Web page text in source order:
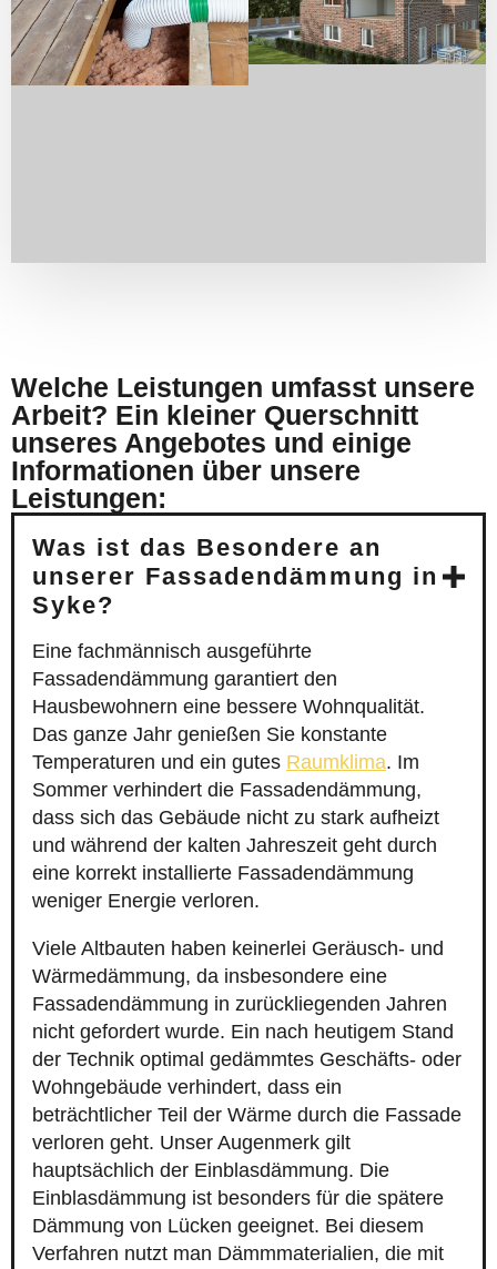
Welche Leistungen umfasst unsere
Arbeit? Ein kleiner Querschnitt
unseres Angebotes und einige
Informationen über unsere
Leistungen:
Was ist das Besondere an
unserer Fassadendämmung in
Syke?
Eine fachmännisch ausgeführte
Fassadendämmung garantiert den
Hausbewohnern eine bessere Wohnqualität.
Das ganze Jahr genießen Sie konstante
Temperaturen und ein gutes Raumklima. Im
Sommer verhindert die Fassadendämmung,
dass sich das Gebäude nicht zu stark aufheizt
und während der kalten Jahreszeit geht durch
eine korrekt installierte Fassadendämmung
weniger Energie verloren.
Viele Altbauten haben keinerlei Geräusch- und
Wärmedämmung, da insbesondere eine
Fassadendämmung in zurückliegenden Jahren
nicht gefordert wurde. Ein nach heutigem Stand
der Technik optimal gedämmtes Geschäfts- oder
Wohngebäude verhindert, dass ein
beträchtlicher Teil der Wärme durch die Fassade
verloren geht. Unser Augenmerk gilt
hauptsächlich der Einblasdämmung. Die
Einblasdämmung ist besonders für die spätere
Dämmung von Lücken geeignet. Bei diesem
Verfahren nutzt man Dämmmaterialien, die mit